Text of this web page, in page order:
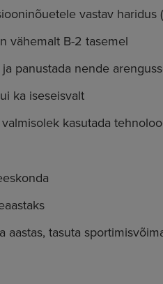
vastav haridus
vähemalt B-2 tasemel
panustada nende
ka iseseisvalt
kasutada
aastas, tasuta